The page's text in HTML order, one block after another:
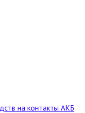
на контакты АКБ